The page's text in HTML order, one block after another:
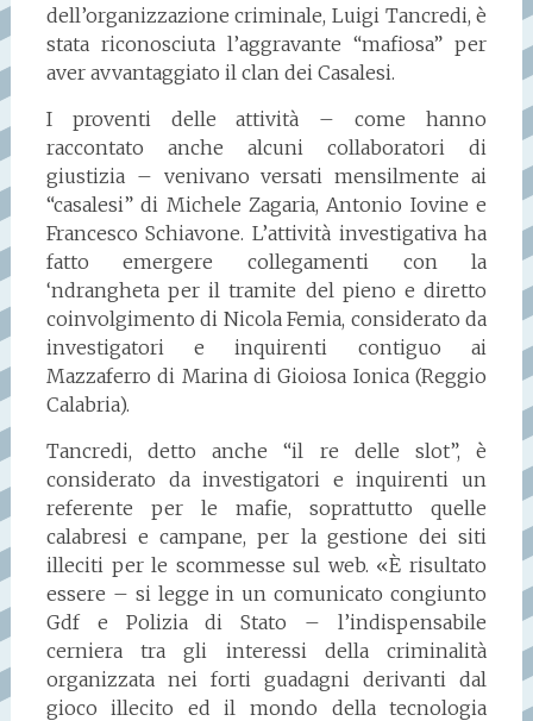
dell’organizzazione criminale, Luigi Tancredi, è
stata riconosciuta l’aggravante “mafiosa” per
aver avvantaggiato il clan dei Casalesi.
I proventi delle attività – come hanno
raccontato anche alcuni collaboratori di
giustizia – venivano versati mensilmente ai
“casalesi” di Michele Zagaria, Antonio Iovine e
Francesco Schiavone. L’attività investigativa ha
fatto emergere collegamenti con la
‘ndrangheta per il tramite del pieno e diretto
coinvolgimento di Nicola Femia, considerato da
investigatori e inquirenti contiguo ai
Mazzaferro di Marina di Gioiosa Ionica (Reggio
Calabria).
Tancredi, detto anche “il re delle slot”, è
considerato da investigatori e inquirenti un
referente per le mafie, soprattutto quelle
calabresi e campane, per la gestione dei siti
illeciti per le scommesse sul web. «È risultato
essere – si legge in un comunicato congiunto
Gdf e Polizia di Stato – l’indispensabile
cerniera tra gli interessi della criminalità
organizzata nei forti guadagni derivanti dal
gioco illecito ed il mondo della tecnologia